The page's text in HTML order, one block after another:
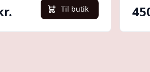
Til butik